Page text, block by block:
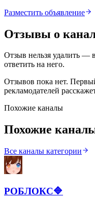
Разместить объявление
Отзывы о
Отзыв нельзя удалить —
ответить на него.
Отзывов пока нет.
рекламодателей
Похожие каналы
Похожие
Все каналы категории
РОБЛОКС🔷